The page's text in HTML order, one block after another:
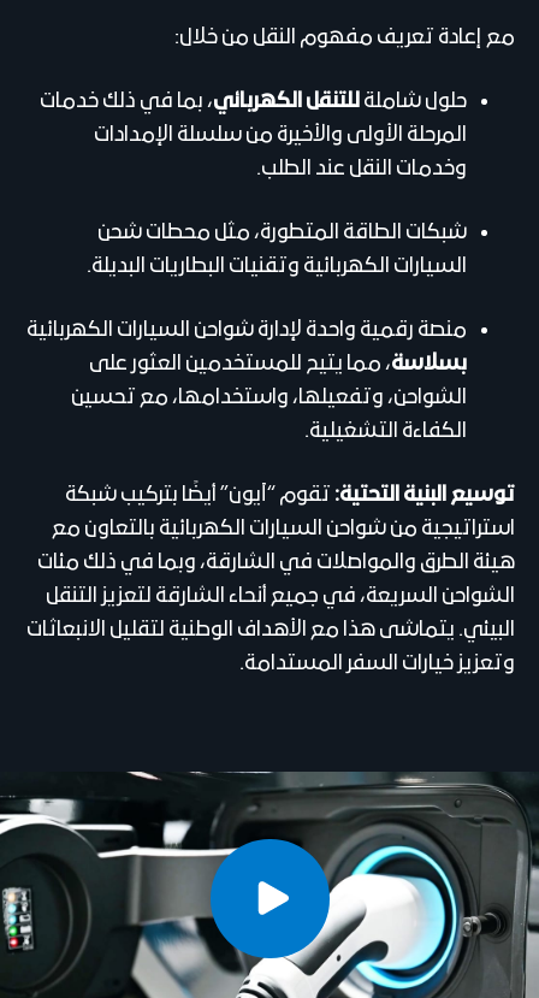
مع إعادة تعريف مفهوم النقل من خلال:
حلول شاملةللتنقل الكهربائي، بما في ذلك خدمات
المرحلة الأولى والأخيرة من سلسلة الإمدادات
وخدمات النقل عند الطلب.
شبكات الطاقة المتطورة، مثل محطات شحن
السيارات الكهربائية وتقنيات البطاريات البديلة.
منصة رقمية واحدة لإدارة شواحن السيارات الكهربائية
بسلاسة، مما يتيح للمستخدمين العثور على
الشواحن، وتفعيلها، واستخدامها، مع تحسين
الكفاءة التشغيلية.
توسيع البنية التحتية: تقوم “آيون” أيضًا بتركيب شبكة
استراتيجية من شواحن السيارات الكهربائية بالتعاون مع
هيئة الطرق والمواصلات في الشارقة، وبما في ذلك مئات
الشواحن السريعة، في جميع أنحاء الشارقة لتعزيز التنقل
البيئي. يتماشى هذا مع الأهداف الوطنية لتقليل الانبعاثات
وتعزيز خيارات السفر المستدامة.